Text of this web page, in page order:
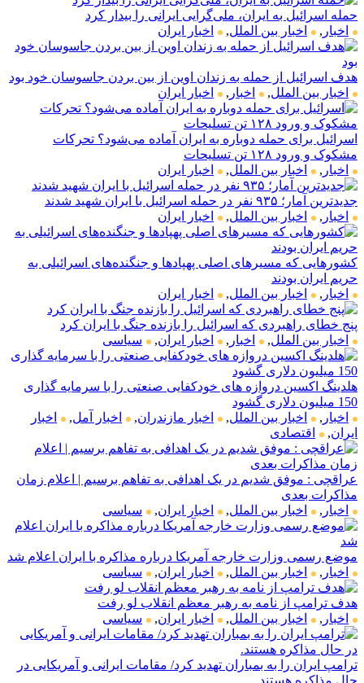
حمله اسرائیل به ایران، ملی‌گرایی ایرانی را بیدار کرد
اخبار , اخبار بین الملل, اخبار ایران
هدف‌ اسرائیل از حمله به زندان اوین از بین بردن جاسوسان خود بود
اخبار بین الملل, اخبار , اخبار ایران
اسرائیل برای حمله دوباره به ایران آماده می‌شود؟ تحرکات
مشکوک و ورود ۱۲۸ تن تسلیحات
اخبار , اخبار بین الملل, اخبار ایران
جدیدترین آمار؛ ۹۳۵ نفر در حمله اسرائیل با ایران شهید شدند
اخبار , اخبار بین الملل, اخبار ایران
کشورهایی که مسیرهای اصلی پهپادها و جنگنده‌های اسرائیلی به
حریم ایران بودند
اخبار , اخبار بین الملل, اخبار ایران
پنج خطای راهبردی که اسرائیل را بازنده جنگ با ایران کرد
اخبار بین الملل, اخبار , اخبار ایران, سیاسی
هلدینگ اکسین دروازه های خودکفایی صنعتی را با سرمایه گذاری
150 میلیون دلاری گشود
اخبار , اخبار بین الملل, اخبار مازندران, اخبار آمل,
اخبار
ایران, اقتصادی
عراقچی : موفق شدیم در یک اهدافی به تفاهم برسیم | اعلام زمان
مذاکرات بعدی
اخبار , اخبار بین الملل, اخبار ایران, سیاسی
موضع رسمی وزارت خارجه آمریکا درباره مذاکره با ایران اعلام شد
اخبار , اخبار بین الملل, اخبار ایران, سیاسی
هدف ترامپ از نامه به رهبر معظم انقلاب لو رفت
اخبار , اخبار بین الملل, اخبار ایران, سیاسی
ترامپ ایران را به بمباران تهدید کرد/ مقامات ایرانی و آمریکایی در